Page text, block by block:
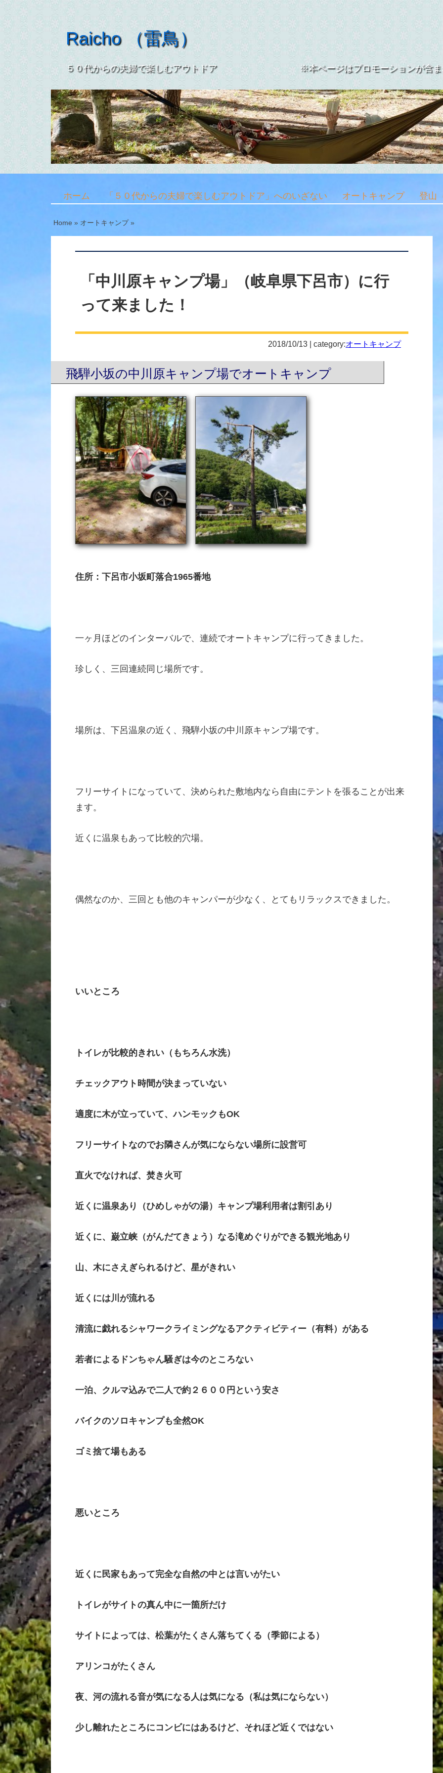
Raicho （雷鳥）
５０代からの夫婦で楽しむアウトドア ※本ページはプロモーションが含ま
ホーム 「５０代からの夫婦で楽しむアウトドア」へのいざない オートキャンプ 登山
Home » オートキャンプ »
「中川原キャンプ場」（岐阜県下呂市）に行
って来ました！
2018/10/13 | category:オートキャンプ
飛騨小坂の中川原キャンプ場でオートキャンプ
住所：下呂市小坂町落合1965番地
一ヶ月ほどのインターバルで、連続でオートキャンプに行ってきました。
珍しく、三回連続同じ場所です。
場所は、下呂温泉の近く、飛騨小坂の中川原キャンプ場です。
フリーサイトになっていて、決められた敷地内なら自由にテントを張ることが出来
ます。
近くに温泉もあって比較的穴場。
偶然なのか、三回とも他のキャンパーが少なく、とてもリラックスできました。
いいところ
トイレが比較的きれい（もちろん水洗）
チェックアウト時間が決まっていない
適度に木が立っていて、ハンモックもOK
フリーサイトなのでお隣さんが気にならない場所に設営可
直火でなければ、焚き火可
近くに温泉あり（ひめしゃがの湯）キャンプ場利用者は割引あり
近くに、 巌立峡（がんだてきょう）なる滝めぐりができる観光地あり
山、木にさえぎられるけど、星がきれい
近くには川が流れる
清流に戯れるシャワークライミングなるアクティビティー（有料）がある
若者によるドンちゃん騒ぎは今のところない
一泊、クルマ込みで二人で約 ２６００ 円という安さ
バイクのソロキャンプも全然OK
ゴミ捨て場もある
悪いところ
近くに民家もあって完全な自然の中とは言いがたい
トイレがサイトの真ん中に一箇所だけ
サイトによっては、松葉がたくさん落ちてくる（季節による）
アリンコがたくさん
夜、河の流れる音が気になる人は気になる（私は気にならない）
少し離れたところにコンビにはあるけど、それほど近くではない